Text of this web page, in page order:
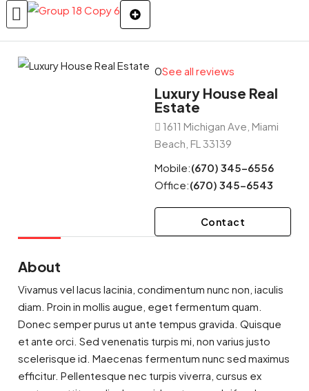
0See all reviews
Luxury House Real
Estate
1611 Michigan Ave, Miami
Beach, FL 33139
Mobile:(670) 345-6556
Office:(670) 345-6543
Contact
About
Vivamus vel lacus lacinia, condimentum nunc non, iaculis
diam. Proin in mollis augue, eget fermentum quam.
Donec semper purus ut ante tempus gravida. Quisque
et ante orci. Sed venenatis turpis mi, non varius justo
scelerisque id. Maecenas fermentum nunc sed maximus
efficitur. Pellentesque nec turpis viverra, cursus ex